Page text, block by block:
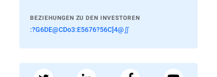
BEZIEHUNGEN ZU DEN INVESTOREN
:?G6DE@CDo3:E5676?56C]4@∬